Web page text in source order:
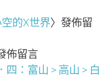
的X世界〉發佈留
佈留言
四：富山 > 高山 > 白